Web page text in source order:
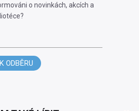
o novinkách, akcích a
ODBĚRU